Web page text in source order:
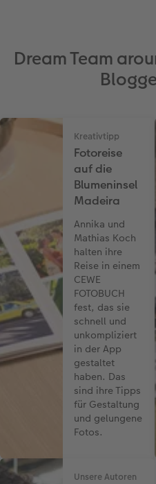
Dream Team
Kreativtipp
Fotoreise
auf die
Blumeninsel
Madeira
Annika und
Mathias Koch
halten ihre
Reise in einem
CEWE
FOTOBUCH
fest, das sie
schnell und
unkompliziert
in der App
gestaltet
haben. Das
sind ihre Tipps
für Gestaltung
und gelungene
Fotos.
Unsere Autoren